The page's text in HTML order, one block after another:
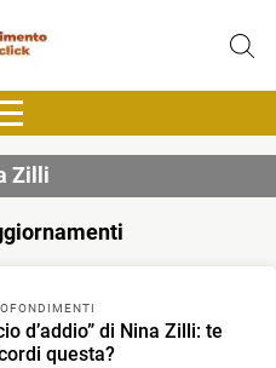
Zilli
d’addio” di Nina Zilli: te
questa?